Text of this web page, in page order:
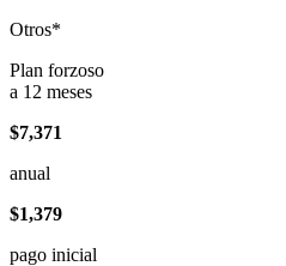
Otros*
Plan forzoso
a 12 meses
$7,371
anual
$1,379
pago inicial